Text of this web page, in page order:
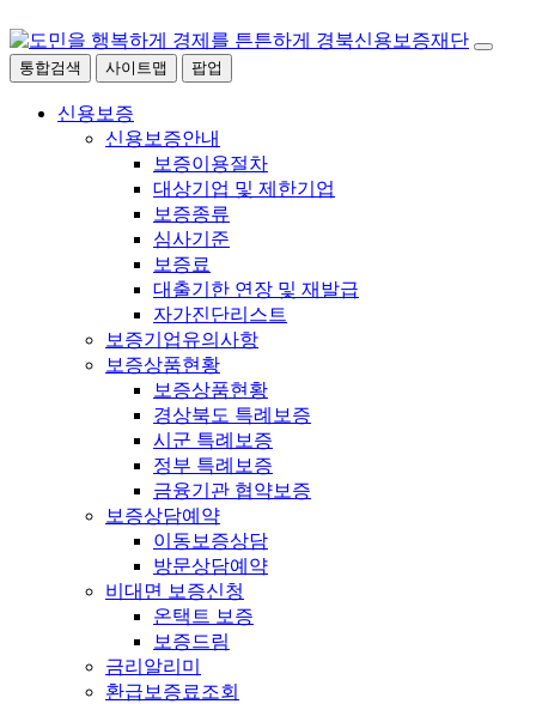
통합검색 사이트맵 팝업
신용보증
신용보증안내
보증이용절차
대상기업 및 제한기업
보증종류
심사기준
보증료
대출기한 연장 및 재발급
자가진단리스트
보증기업유의사항
보증상품현황
보증상품현황
경상북도 특례보증
시군 특례보증
정부 특례보증
금융기관 협약보증
보증상담예약
이동보증상담
방문상담예약
비대면 보증신청
온택트 보증
보증드림
금리알리미
환급보증료조회